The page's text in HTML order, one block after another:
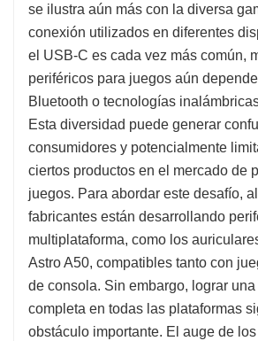
se ilustra aún más con la diversa
conexión utilizados en diferentes
el USB-C es cada vez más común,
periféricos para juegos aún
Bluetooth o tecnologías
Esta diversidad puede generar
consumidores y potencialmente
ciertos productos en el mercado de
juegos. Para abordar este desafío,
fabricantes están desarrollando
multiplataforma, como los
Astro A50, compatibles tanto con
de consola. Sin embargo, lograr
completa en todas las plataformas
obstáculo importante. El auge de